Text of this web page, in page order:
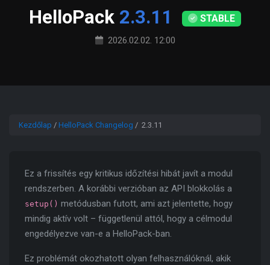
HelloPack 2.3.11 STABLE
2026.02.02. 12:00
Kezdőlap / HelloPack Changelog / 2.3.11
Ez a frissítés egy kritikus időzítési hibát javít a modul
rendszerben. A korábbi verzióban az API blokkolás a
setup() metódusban futott, ami azt jelentette, hogy
mindig aktív volt – függetlenül attól, hogy a célmodul
engedélyezve van-e a HelloPack-ban.
Ez problémát okozhatott olyan felhasználóknál, akik